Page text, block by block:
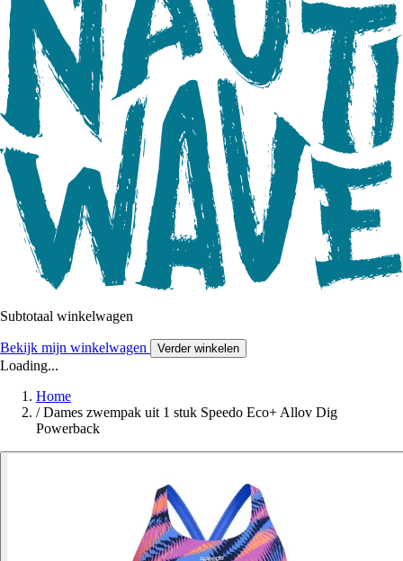
Subtotaal winkelwagen
Bekijk mijn winkelwagen Verder winkelen
Loading...
Home
/ Dames zwempak uit 1 stuk Speedo Eco+ Allov Dig
Powerback